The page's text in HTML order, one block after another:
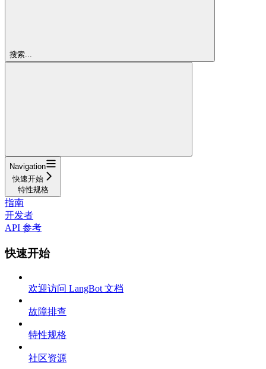
搜索...
Navigation
快速开始
特性规格
指南
开发者
API 参考
快速开始
欢迎访问 LangBot 文档
故障排查
特性规格
社区资源